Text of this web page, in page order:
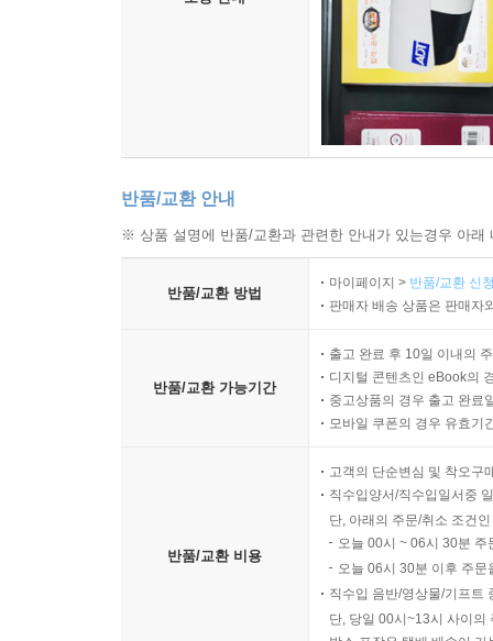
반품/교환 안내
※ 상품 설명에 반품/교환과 관련한 안내가 있는경우 아
반품/교환 방법
마이페이지 > 반품/교환 신
판매자 배송 상품은 판매자
반품/교환 가능기간
출고 완료 후 10일 이내의
디지털 콘텐츠인 eBook의
중고상품의 경우 출고 완료
모바일 쿠폰의 경우 유효기
반품/교환 비용
고객의 단순변심 및 착오구
직수입양서/직수입일서중
단, 아래의 주문/취소 조건
오늘 00시 ~ 06시 30분
오늘 06시 30분 이후 주
직수입 음반/영상물/기프트
단, 당일 00시~13시 사이의